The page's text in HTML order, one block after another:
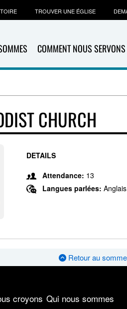
COMMENT NOUS SERVONS
TROUVER UNE ÉGLISE
CHURCH
DETAILS
Attendance: 13
Langues parlées: Anglais
Retour au
croyons Qui nous sommes